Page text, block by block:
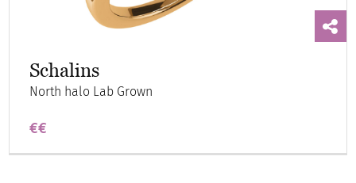
Schalins
North halo Lab Grown
€€